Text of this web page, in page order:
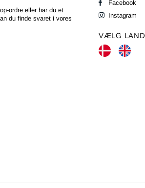
ordre eller har du et
du finde svaret i vores
Facebook
Instagram
VÆLG LAND